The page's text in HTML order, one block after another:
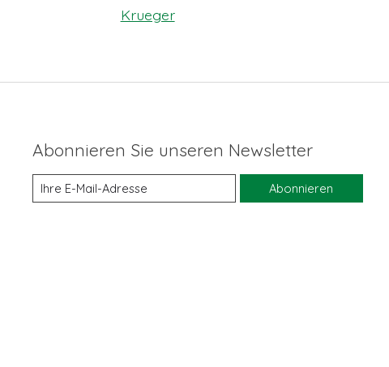
Krueger
Abonnieren Sie unseren Newsletter
Abonnieren